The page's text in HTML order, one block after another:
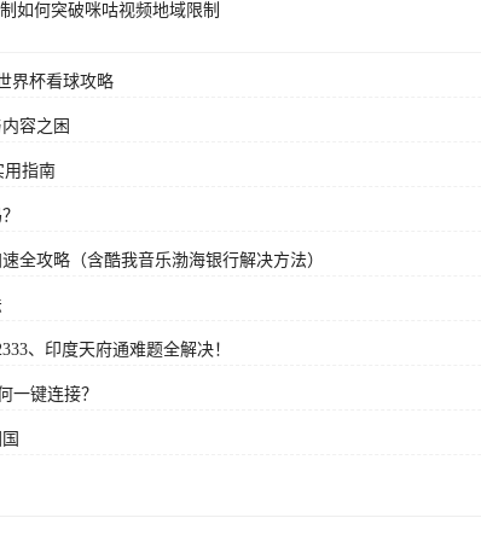
如何突破咪咕视频地域限制
界杯看球攻略
容之困
用指南
全攻略（含酷我音乐渤海银行解决方法）
、印度天府通难题全解决！
一键连接？